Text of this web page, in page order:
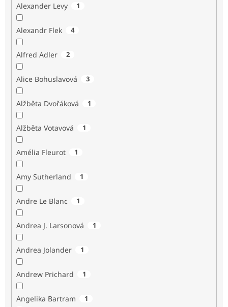
Alexander Levy 1
Alexandr Flek 4
Alfred Adler 2
Alice Bohuslavová 3
Alžběta Dvořáková 1
Alžběta Votavová 1
Amélia Fleurot 1
Amy Sutherland 1
Andre Le Blanc 1
Andrea J. Larsonová 1
Andrea Jolander 1
Andrew Prichard 1
Angelika Bartram 1